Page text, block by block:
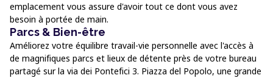
emplacement vous assure d'avoir tout ce dont vous avez
besoin à portée de main.
Parcs & Bien-être
Améliorez votre équilibre travail-vie personnelle avec l'accès à
de magnifiques parcs et lieux de détente près de votre bureau
partagé sur la via dei Pontefici 3. Piazza del Popolo, une grande